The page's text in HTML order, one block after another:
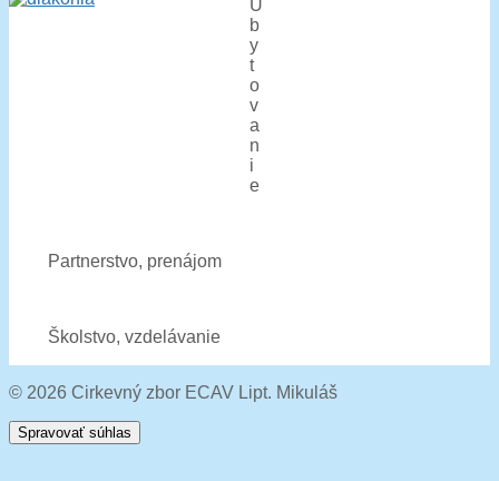
U
b
y
t
o
v
a
n
i
e
Partnerstvo, prenájom
Školstvo, vzdelávanie
© 2026 Cirkevný zbor ECAV Lipt. Mikuláš
Spravovať súhlas